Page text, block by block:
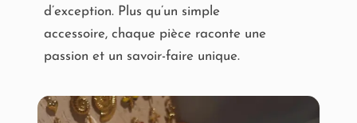
d’exception. Plus qu’un simple
accessoire, chaque pièce raconte une
passion et un savoir-faire unique.